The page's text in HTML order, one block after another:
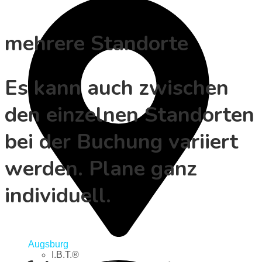
Augsburg
I.B.T.®
mehrere Standorte
Es kann auch zwischen
den einzelnen Standorten
bei der Buchung variiert
werden. Plane ganz
individuell.